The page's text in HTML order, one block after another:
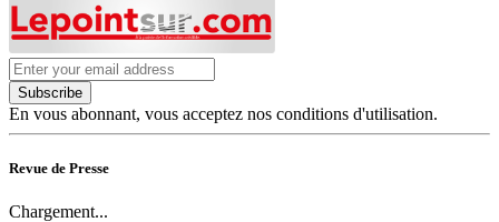
Subscribe
En vous abonnant, vous acceptez nos conditions d'utilisation.
Revue de Presse
Chargement...